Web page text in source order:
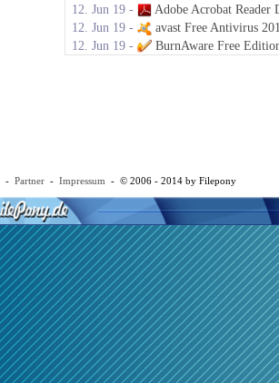
12. Jun 19 -
Adobe Acrobat Reader
12. Jun 19 -
avast Free Antivirus
12. Jun 19 -
BurnAware Free
- Partner - Impressum - © 2006 - 2014 by Filepony